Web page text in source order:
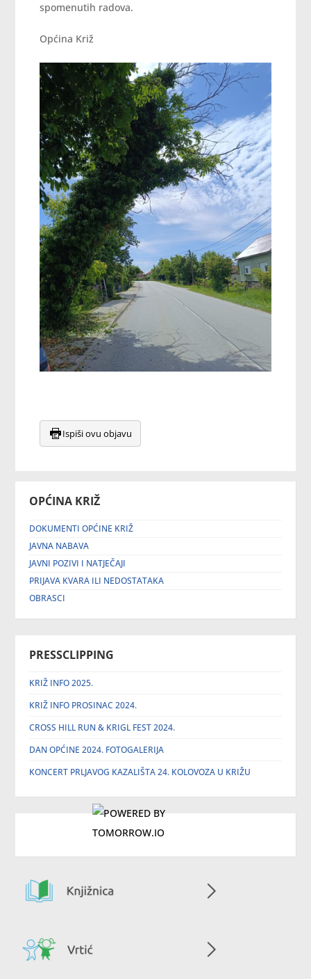
OPĆINA KRIŽ
DOKUMENTI OPĆINE KRIŽ
JAVNA NABAVA
JAVNI POZIVI I NATJEČAJI
PRIJAVA KVARA ILI NEDOSTATAKA
OBRASCI
PRESSCLIPPING
KRIŽ INFO 2025.
KRIŽ INFO PROSINAC 2024.
CROSS HILL RUN & KRIGL FEST 2024.
DAN OPĆINE 2024. FOTOGALERIJA
KONCERT PRLJAVOG KAZALIŠTA 24. KOLOVOZA U KRIŽU
spomenutih radova.
Općina Križ
Ispiši ovu objavu